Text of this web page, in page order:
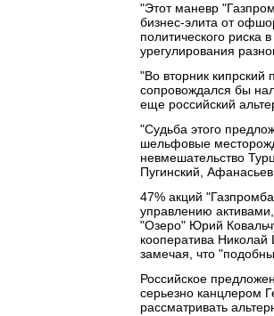
"Этот маневр
бизнес-элита от
политического риска
урегулирования
"Во вторник
сопровождался бы
еще российский
"Судьба этого
шельфовые
невмешательство
Пугинский,
47% акций
управлению
"Озеро" Юрий
кооператива
замечая, что
Российское
серьезно канцлером
рассматривать